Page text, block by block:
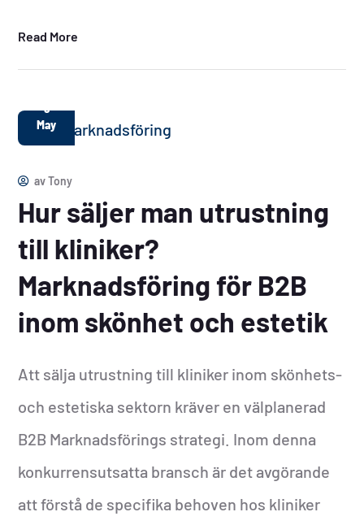
Read More
9
May
avTony
Hur säljer man utrustning
till kliniker?
Marknadsföring för B2B
inom skönhet och estetik
Att sälja utrustning till kliniker inom skönhets-
och estetiska sektorn kräver en välplanerad
B2B Marknadsförings strategi. Inom denna
konkurrensutsatta bransch är det avgörande
att förstå de specifika behoven hos kliniker